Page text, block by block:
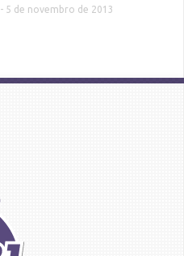
- 5 de novembro de 2013